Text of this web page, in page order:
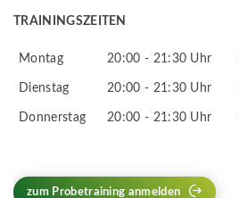
TRAININGSZEITEN
Montag 20:00 - 21:30 Uhr
Dienstag 20:00 - 21:30 Uhr
Donnerstag 20:00 - 21:30 Uhr
zum Probetraining anmelden